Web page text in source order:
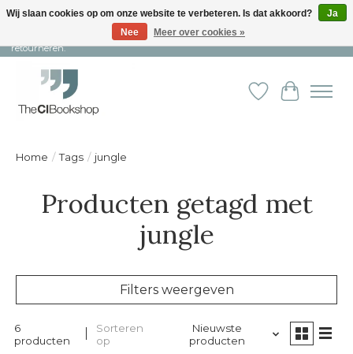
Snelle levering en persoonlijke service ︱ Niet goed? Geld terug! ︱ Gratis
retourneren.
Verlanglijst
Home / Tags / jungle
Producten getagd met
jungle
Filters weergeven
6
producten
Sorteren
op
Nieuwste
producten
Wij slaan cookies op om onze website te verbeteren. Is dat akkoord?
Ja
Nee
Meer over cookies »